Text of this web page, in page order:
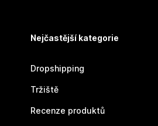
Nejčastější kategorie
Dropshipping
Tržiště
Recenze produktů